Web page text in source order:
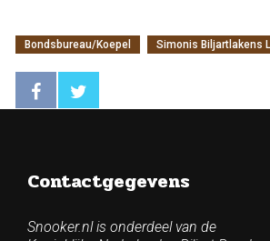
Bondsbureau/Koepel Simonis Biljartlakens
Contactgegevens
Snooker.nl is onderdeel van de